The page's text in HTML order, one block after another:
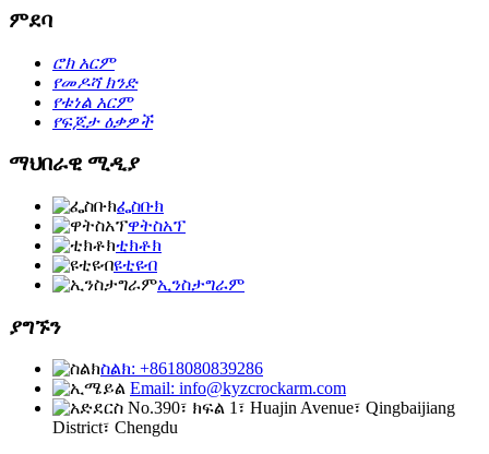
ምደባ
ሮክ አርም
የመዶሻ ክንድ
የቱነል አርም
የፍጆታ ዕቃዎች
ማህበራዊ ሚዲያ
ፌስቡክ
ዋትስአፕ
ቲክቶክ
ዩቲዩብ
ኢንስታግራም
ያግኙን
ስልክ: +8618080839286
Email: info@kyzcrockarm.com
No.390፣ ክፍል 1፣ Huajin Avenue፣ Qingbaijiang
District፣ Chengdu